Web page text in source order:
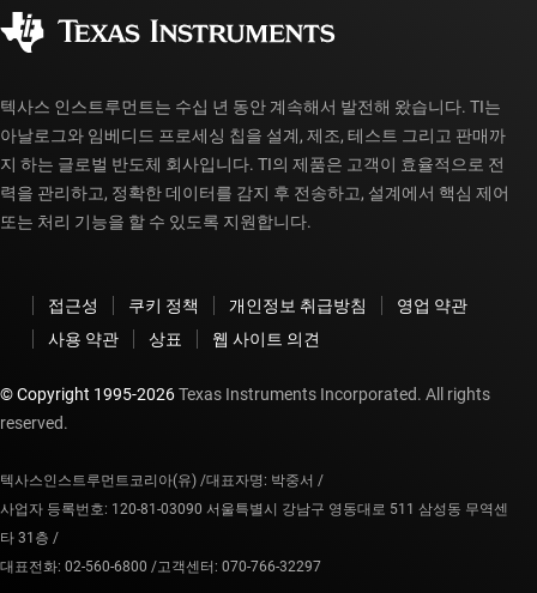
myTI 계정 FAQ
텍사스 인스트루먼트는 수십 년 동안 계속해서 발전해 왔습니다. TI는
아날로그와 임베디드 프로세싱 칩을 설계, 제조, 테스트 그리고 판매까
지 하는 글로벌 반도체 회사입니다. TI의 제품은 고객이 효율적으로 전
력을 관리하고, 정확한 데이터를 감지 후 전송하고, 설계에서 핵심 제어
또는 처리 기능을 할 수 있도록 지원합니다.
접근성 쿠키 정책 개인정보 취급방침
영업 약관
사용 약관
상표 웹 사이트 의견
© Copyright 1995-2026Texas Instruments Incorporated. All rights
reserved.
텍사스인스트루먼트코리아(유) /대표자명: 박중서 /
사업자 등록번호: 120-81-03090 서울특별시 강남구 영동대로 511 삼성동 무역센
타 31층 /
대표전화: 02-560-6800 /고객센터: 070-766-32297